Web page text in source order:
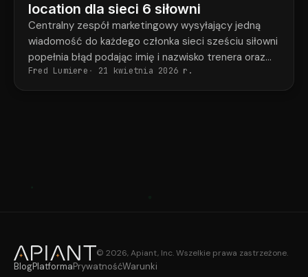
location dla sieci 6 siłowni
Centralny zespół marketingowy wysyłający jedną
wiadomość do każdego członka sieci sześciu siłowni
popełnia błąd podając imię i nazwisko trenera oraz
adres siłowni w połowie przypadków.
Fred Lumiere 21 kwietnia 2026 r.
© 2026, Apiant, Inc. Wszelkie prawa zastrzeżone.
BlogPlatformaPrywatnośćWarunki